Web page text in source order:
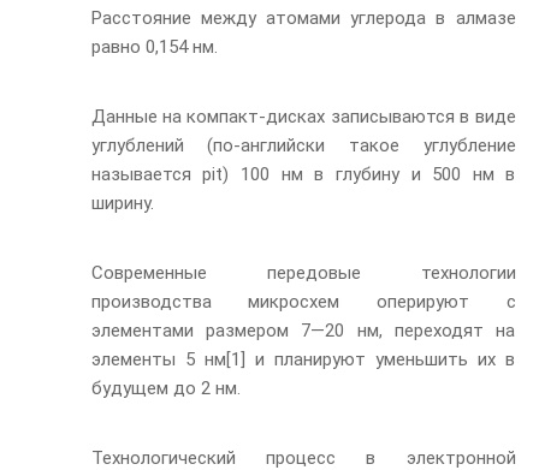
Расстояние между атомами углерода в алмазе
равно 0,154 нм.
Данные на компакт-дисках записываются в виде
углублений (по-английски такое углубление
называется pit) 100 нм в глубину и 500 нм в
ширину.
Современные передовые технологии
производства микросхем оперируют с
элементами размером 7—20 нм, переходят на
элементы 5 нм[1] и планируют уменьшить их в
будущем до 2 нм.
Технологический процесс в электронной